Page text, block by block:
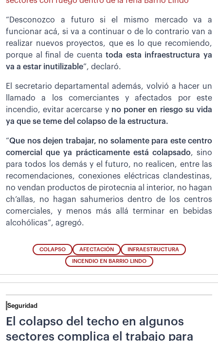
“Desconozco a futuro si el mismo mercado va a
funcionar acá, si va a continuar o de lo contrario van a
realizar nuevos proyectos, que es lo que recomiendo,
porque al final de cuentatoda esta infraestructura ya
va a estar inutilizable”, declaró.
El secretario departamental además, volvió a hacer un
llamado a los comerciantes y afectados por este
incendio, evitar acercarse y no poner en riesgo su vida
ya que se teme del colapso de la estructura.
“Que nos dejen trabajar, no solamente para este centro
comercial que ya prácticamente está colapsado, sino
para todos los demás y el futuro, no realicen, entre las
recomendaciones, conexiones eléctricas clandestinas,
no vendan productos de pirotecnia al interior, no hagan
ch’allas, no hagan sahumerios dentro de los centros
comerciales, y menos más allá terminar en bebidas
alcohólicas”, agregó.
COLAPSO AFECTACIÓN INFRAESTRUCTURA
INCENDIO EN BARRIO LINDO
Seguridad
El colapso del techo en algunos
sectores complica el trabajo para